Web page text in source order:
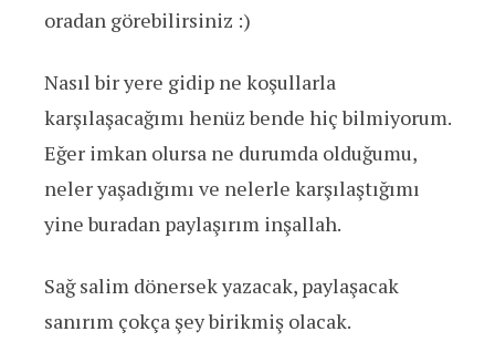
oradan görebilirsiniz :)
Nasıl bir yere gidip ne koşullarla
karşılaşacağımı henüz bende hiç bilmiyorum.
Eğer imkan olursa ne durumda olduğumu,
neler yaşadığımı ve nelerle karşılaştığımı
yine buradan paylaşırım inşallah.
Sağ salim dönersek yazacak, paylaşacak
sanırım çokça şey birikmiş olacak.